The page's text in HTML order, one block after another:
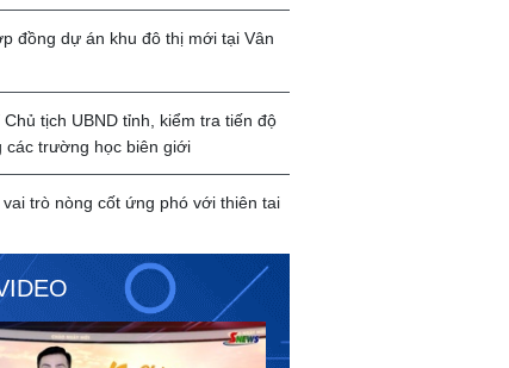
đồng dự án khu đô thị mới tại Vân
tịch UBND tỉnh, kiểm tra tiến độ
các trường học biên giới
vai trò nòng cốt ứng phó với thiên tai
Chào ngày mới 4/8/2026